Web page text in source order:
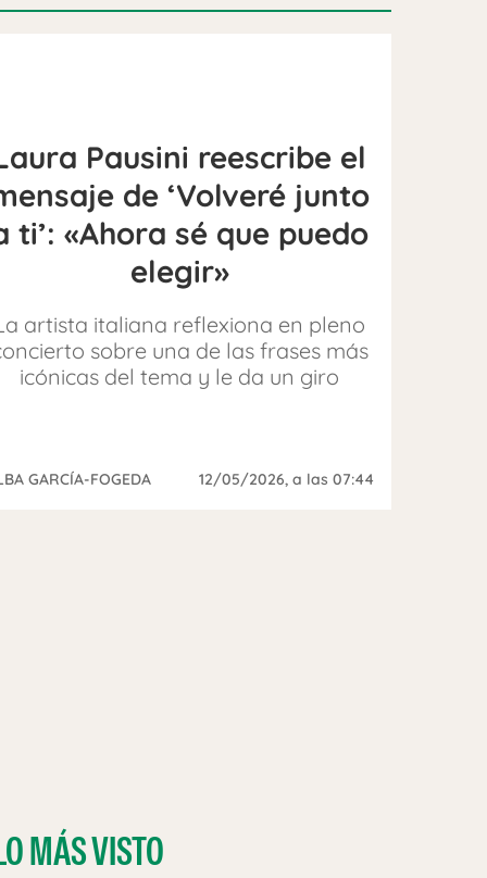
Pausini reescribe el
de ‘Volveré junto
ti’: «Ahora sé que puedo
elegir»
artista italiana reflexiona en pleno
sobre una de las frases más
icónicas del tema y le da un giro
GARCÍA-FOGEDA 12/05/2026, a las 07:44
MÁS VISTO